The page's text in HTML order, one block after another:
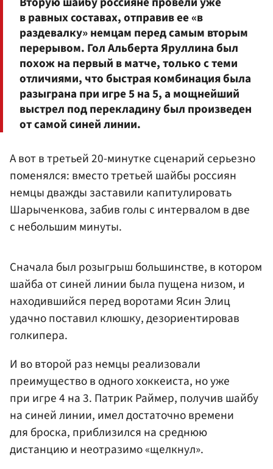
в равных составах, отправив ее «в
раздевалку» немцам перед самым вторым
перерывом. Гол Альберта Яруллина был
похож на первый в матче, только с теми
отличиями, что быстрая комбинация была
разыграна при игре 5 на 5, а мощнейший
выстрел под перекладину был произведен
от самой синей линии.
А вот в третьей 20-минутке сценарий серьезно
поменялся: вместо третьей шайбы россиян
немцы дважды заставили капитулировать
Шарыченкова, забив голы с интервалом в две
с небольшим минуты.
Сначала был розыгрыш большинстве, в котором
шайба от синей линии была пущена низом, и
находившийся перед воротами Ясин Элиц
удачно поставил клюшку, дезориентировав
голкипера.
И во второй раз немцы реализовали
преимущество в одного хоккеиста, но уже
при игре 4 на 3. Патрик Раймер, получив шайбу
на синей линии, имел достаточно времени
для броска, приблизился на среднюю
дистанцию и неотразимо «щелкнул».